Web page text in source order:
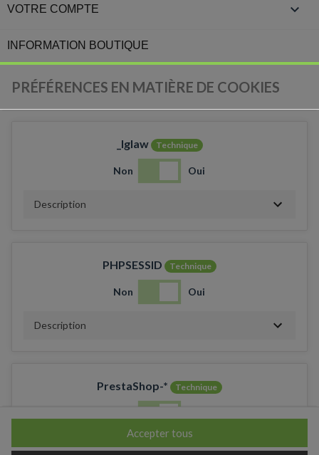
VOTRE COMPTE 
INFORMATION BOUTIQUE
PRÉFÉRENCES EN MATIÈRE DE COOKIES
_lglaw Technique
Non Oui
Description
PHPSESSID Technique
Non Oui
Description
PrestaShop-* Technique
Description
Accepter tous